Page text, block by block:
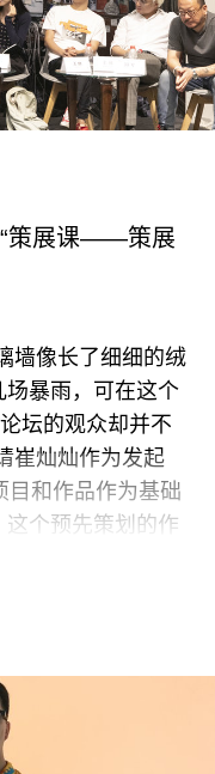
够振奋精神的城
）的柏林
那里，我遇到了
“你看起来很
但性感”的跳舞和
的这个酒
“策展课——策展
墙像长了细细的绒
暴雨，可在这个
坛的观众却并不
崔灿灿作为发起
目和作品作为基础
个预先策划的作
构的真实。作品
和思考轨迹，最
式进行呈现，此
侣喁喁细语，“只